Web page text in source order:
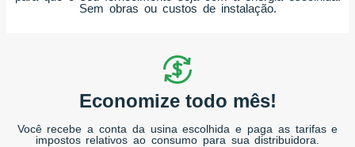
Sem obras ou custos de instalação.
Economize todo mês!
Você recebe a conta da usina escolhida e paga as tarifas e
impostos relativos ao consumo para sua distribuidora.